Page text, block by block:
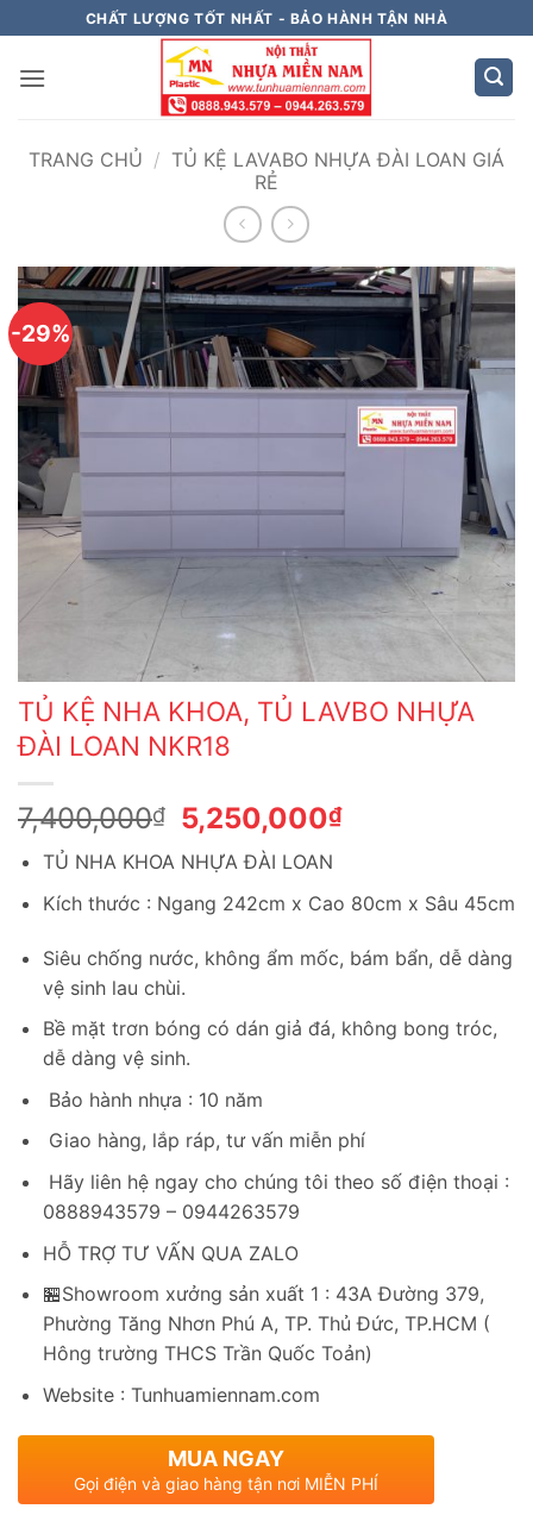
qua
nội
CHẤT LƯỢNG TỐT NHẤT - BẢO HÀNH TẬN NHÀ
TRANG CHỦ / TỦ KỆ LAVABO NHỰA ĐÀI LOAN GIÁ
RẺ
-29%
TỦ KỆ NHA KHOA, TỦ LAVBO NHỰA
ĐÀI LOAN NKR18
7,400,000₫
Giá
gốc
là:
7,400,000₫.
5,250,000₫Giá
là:
TỦ NHA KHOA NHỰA ĐÀI LOAN
Kích thước : Ngang 242cm x Cao 80cm x Sâu 45cm
Siêu chống nước, không ẩm mốc, bám bẩn, dễ dàng
vệ sinh lau chùi.
Bề mặt trơn bóng có dán giả đá, không bong tróc,
dễ dàng vệ sinh.
Bảo hành nhựa : 10 năm
Giao hàng, lắp ráp, tư vấn miễn phí
Hãy liên hệ ngay cho chúng tôi theo số điện thoại :
0888943579 – 0944263579
HỖ TRỢ TƯ VẤN QUA ZALO
🏪Showroom xưởng sản xuất 1 : 43A Đường 379,
Phường Tăng Nhơn Phú A, TP. Thủ Đức, TP.HCM (
Hông trường THCS Trần Quốc Toản)
Website : Tunhuamiennam.com
MUA NGAY
Gọi điện và giao hàng tận nơi MIỄN PHÍ